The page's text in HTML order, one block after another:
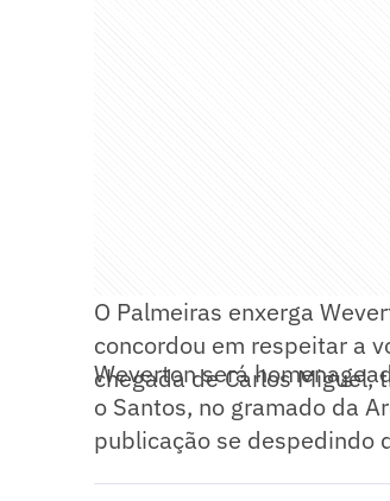
O Palmeiras enxerga
concordou em respeitar a
chegada de Carlos
Weverton será
o Santos, no gramado da
publicação se despedindo